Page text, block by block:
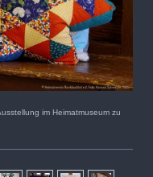
im Heimatmuseum zu